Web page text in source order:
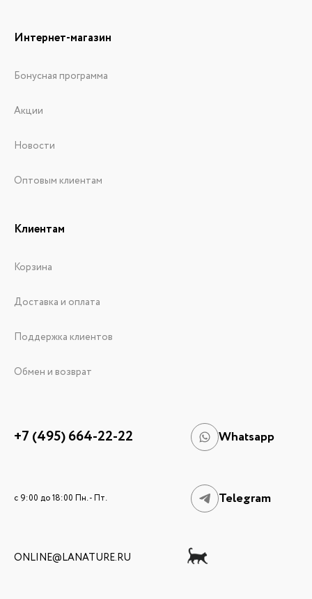
Интернет-магазин
Бонусная программа
Акции
Новости
Оптовым клиентам
Клиентам
Корзина
Доставка и оплата
Поддержка клиентов
Обмен и возврат
+7 (495) 664-22-22 Whatsapp
c 9:00 до 18:00 Пн. - Пт. Telegram
ONLINE@LANATURE.RU